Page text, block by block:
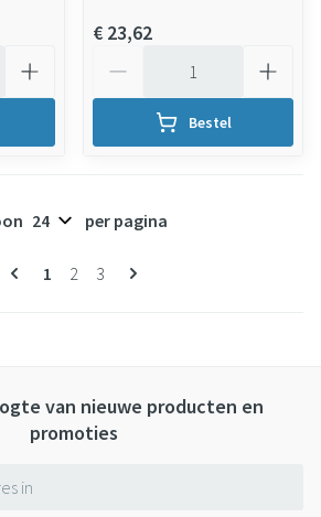
€ 23,62
Bestel
Pagina's
U lees momenteel pagina
1 Pagina
2 Pagina
3
per pagina
van nieuwe producten en
promoties